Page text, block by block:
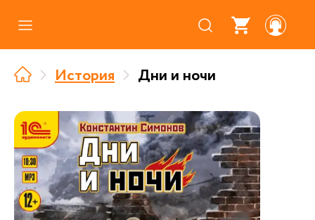
Где купить
Про аудиокниги
О нас
Партнерам
История Дни и ночи